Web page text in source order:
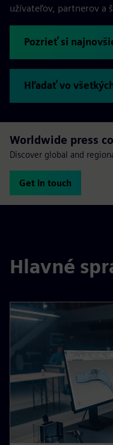
užívateľov, partnerov a
Pozrieť si
Hľadať vo
Worldwide press
Discover global and
Get in touch
Hlavné